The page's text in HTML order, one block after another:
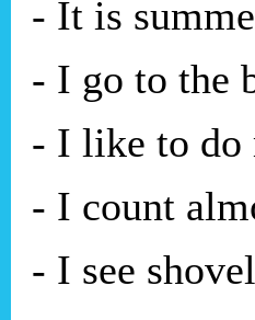
- It is
- I go to the
- I like to do
- I count
- I see